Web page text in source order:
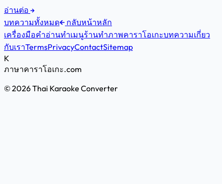
อ่านต่อ
บทความทั้งหมด
กลับหน้าหลัก
เครื่องมือคำอ่านทำเมนูร้านทำภาพคาราโอเกะบทความเกี่ยว
กับเราTermsPrivacyContactSitemap
K
ภาษาคาราโอเกะ.com
© 2026 Thai Karaoke Converter